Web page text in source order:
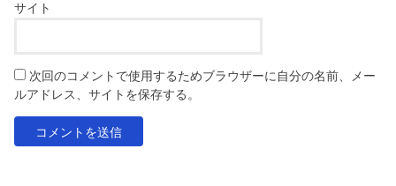
サイト
次回のコメントで使用するためブラウザーに自分の名前、メー
ルアドレス、サイトを保存する。